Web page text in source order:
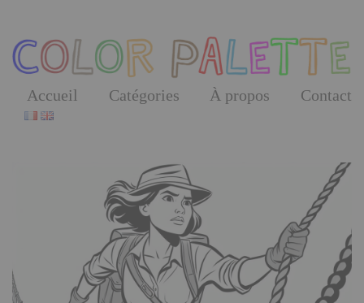
the
content
Accueil Catégories À propos Contact